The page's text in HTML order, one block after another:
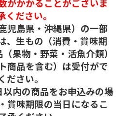
がかかることがございま
ださい。
児島県・沖縄県）の一部
、生もの（消費・賞味期
果物・野菜・活魚介類）
商品を含む）は受付がで
ださい。
内の商品をお申込みの場
賞味期限の当日になるこ